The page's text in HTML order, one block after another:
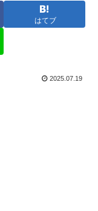
はてブ
2025.07.19